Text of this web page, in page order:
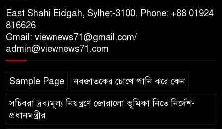
সিলেটে মাজারে গান গাইতে এসে
দুর্ঘটনায় নিহত
East Shahi Eidgah, Sylhet-3100. Phone: +88 01924
816626
Gmail: viewnews71@gmail.com/
admin@viewnews71.com
Sample Page নবজাতকের চোখে পানি ঝরে কেন
সচিবরা দ্রব্যমূল্য নিয়ন্ত্রণে জোরালো ভূমিকা নিতে নির্দেশ-
প্রধানমন্ত্রীর